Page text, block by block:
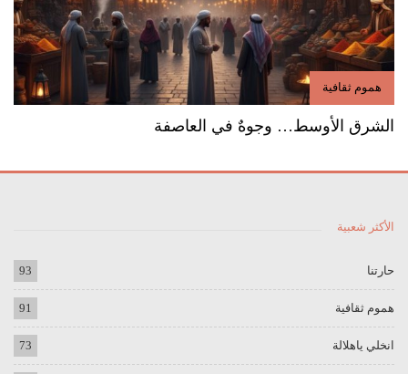
هموم ثقافية
الشرق الأوسط… وجوهٌ في العاصفة
الأكثر شعبية
حارتنا 93
هموم ثقافية 91
انخلي ياهلالة 73